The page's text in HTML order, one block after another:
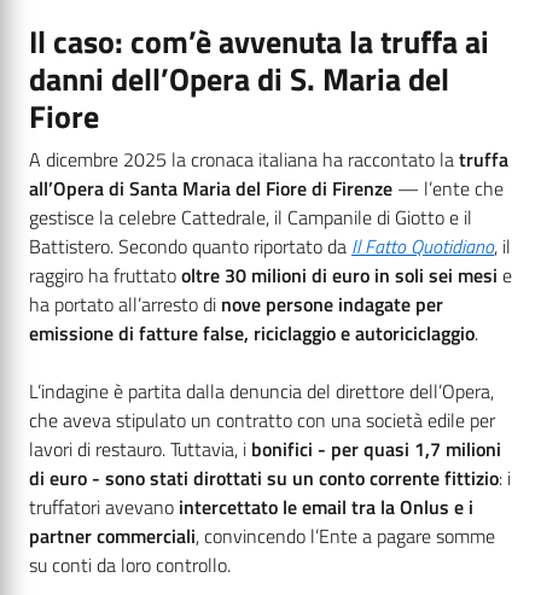
Il caso: com’è avvenuta la truffa ai
danni dell’Opera di S. Maria del
Fiore
A dicembre 2025 la cronaca italiana ha raccontato latruffa
all’Opera di Santa Maria del Fiore di Firenze — l’ente che
gestisce la celebre Cattedrale, il Campanile di Giotto e il
Battistero. Secondo quanto riportato da Il Fatto Quotidiano, il
raggiro ha fruttatooltre 30 milioni di euro in soli sei mesi e
ha portato all’arresto di nove persone indagate per
emissione di fatture false, riciclaggio e autoriciclaggio.
L’indagine è partita dalla denuncia del direttore dell’Opera,
che aveva stipulato un contratto con una società edile per
lavori di restauro. Tuttavia, i bonifici - per quasi 1,7 milioni
di euro - sono stati dirottati su un conto corrente fittizio: i
truffatori avevano intercettato le email tra la Onlus e i
partner commerciali, convincendo l’Ente a pagare somme
su conti da loro controllo.